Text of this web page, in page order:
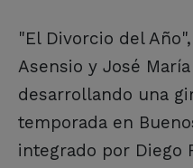
"El Divorcio del
Asensio y José
desarrollando una
temporada en
integrado por Diego